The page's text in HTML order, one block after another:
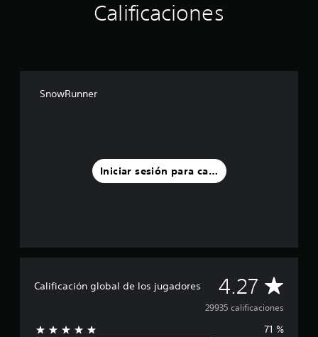
Calificaciones
SnowRunner
Iniciar sesión para calificar
Calificación global de los jugadores 4.27 C
a
29935 calificaciones
71 %